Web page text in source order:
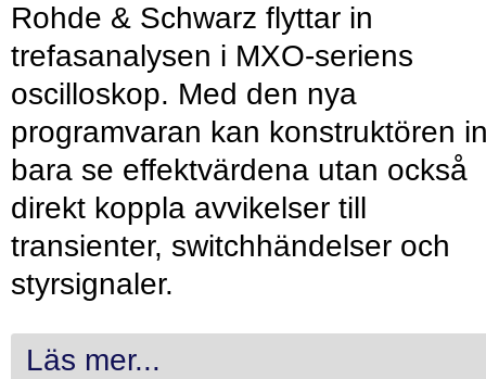
Rohde & Schwarz flyttar in
trefasanalysen i MXO-seriens
oscilloskop. Med den nya
programvaran kan konstruktören
bara se effektvärdena utan också
direkt koppla avvikelser till
transienter, switchhändelser och
styrsignaler.
Läs mer...